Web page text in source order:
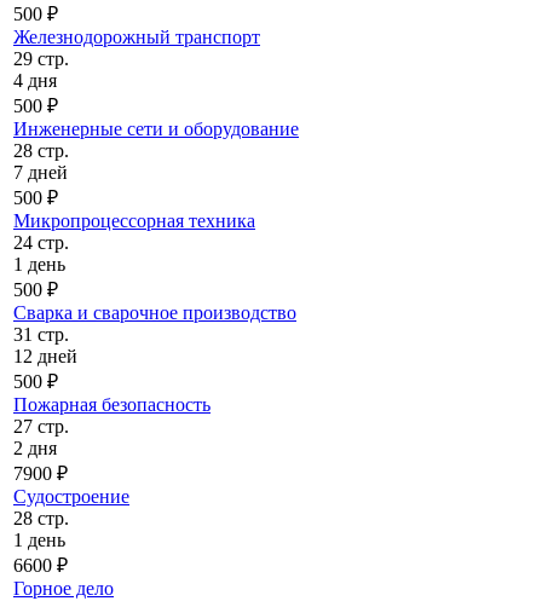
500 ₽
Железнодорожный транспорт
29 стр.
4 дня
500 ₽
Инженерные сети и оборудование
28 стр.
7 дней
500 ₽
Микропроцессорная техника
24 стр.
1 день
500 ₽
Сварка и сварочное производство
31 стр.
12 дней
500 ₽
Пожарная безопасность
27 стр.
2 дня
7900 ₽
Судостроение
28 стр.
1 день
6600 ₽
Горное дело